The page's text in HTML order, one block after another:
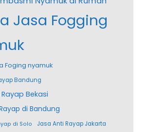
Jasa Fogging
Foging nyamuk
Bandung
Bekasi
di Bandung
di Solo Jasa Anti Rayap Jakarta